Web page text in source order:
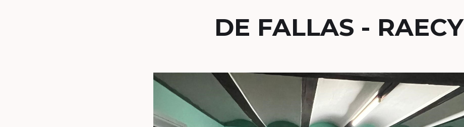
DE FALLAS - RAECY